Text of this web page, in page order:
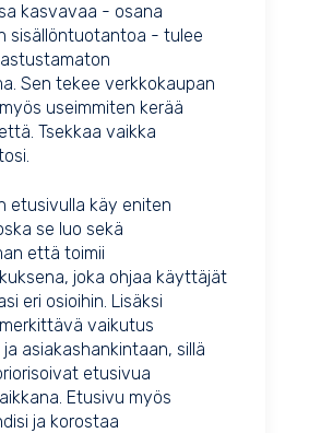
kasvavaa - osana
sisällöntuotantoa - tulee
Sen tekee verkkokaupan
useimmiten kerää
Tsekkaa vaikka
etusivulla käy eniten
se luo sekä
että toimii
joka ohjaa käyttäjät
eri osioihin. Lisäksi
vaikutus
asiakashankintaan, sillä
etusivua
Etusivu myös
ja korostaa